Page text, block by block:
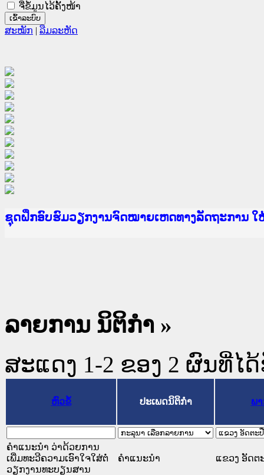
ຈື່ຂໍ້ມູນໄວ້ຄັ້ງໜ້າ
ສະໝັກ | ລືມລະຫັດ
Ministry of Justice Lao PDR
ເຜີຍແຜ່ວັບໄຊຈົດໝາຍເຫດທາງລັດຖະການ ແລະ ແອັ
ກະຊວງຍຸຕິທຳ
ຊຸດຝຶກອົບຮົມວຽກງານຈົດໝາຍເຫດທາງລັດຖະການ
ກອງປະຊຸມທົບທວນຄືນການຈັດຕັ້ງປະຕິບັດວຽກງານຈົ
ຝຶກອົບຮົມ ຜູ່ປະສານງານວຽກງານຈົດໝາຍເຫດທາງລັ
ຝຶກອົບຮົມ ຜູ່ປະສານງານວຽກງານຈົດໝາຍເຫດທາງລັ
ເຜີຍແຜ່ແອັບກົດໝາຍລາວ ແລະ ເວັບໄຊຈົດໝາຍເຫດ
ເຜີຍແຜ່ແອັບກົດໝາຍລາວ ແລະ ເວັບໄຊຈົດໝາຍເຫດ
ຍົກລະດັບວຽກງານຈົດໝາຍເຫດທາງລັດຖະການໃຫ້ຜູ້
ຊຸດຝຶກອົບຮົມວຽກງານຈົດໝາຍເຫດທາງລັດຖະການ ໃ
ລາຍການ ນິຕິກໍາ »
ສະແດງ 1-2 ຂອງ 2 ຜົນທີ່ໄ
ຫົວຂໍ້ ປະເພດນິຕິກຳ ພ
ຄຳແນະນຳ ວ່າດ້ວຍການ
ເພີ່ມທະວີຄວາມເອົາໃຈໃສ່ຕໍ່
ວຽກງານທະບຽນສານ
ຄໍາແນະນໍາ ແຂວງ ອັດຕ